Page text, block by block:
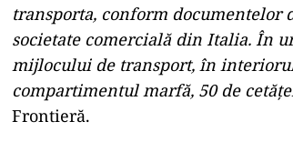
transporta, conform documentelor
societate comercială din Italia. În
mijlocului de transport, în
compartimentul marfă, 50 de
Frontieră.